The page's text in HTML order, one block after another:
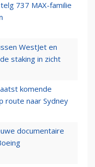
737 MAX-familie
WestJet en
staking in zicht
komende
route naar Sydney
documentaire